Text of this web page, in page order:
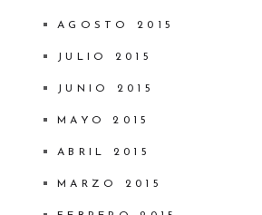
AGOSTO 2015
JULIO 2015
JUNIO 2015
MAYO 2015
ABRIL 2015
MARZO 2015